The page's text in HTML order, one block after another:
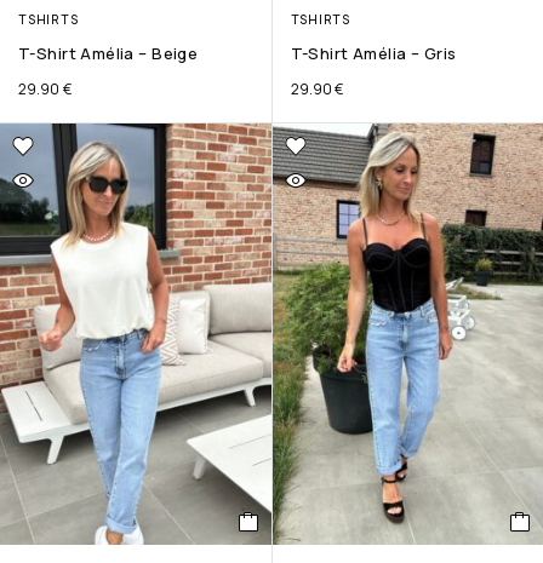
TSHIRTS
T-Shirt Amélia – Beige
29.90 €
TSHIRTS
T-Shirt Amélia – Gris
29.90€